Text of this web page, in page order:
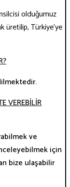
olduğumuz
üretilip, Türkiye’ye
VEREBİLİR
ve
için
bize ulaşabilir